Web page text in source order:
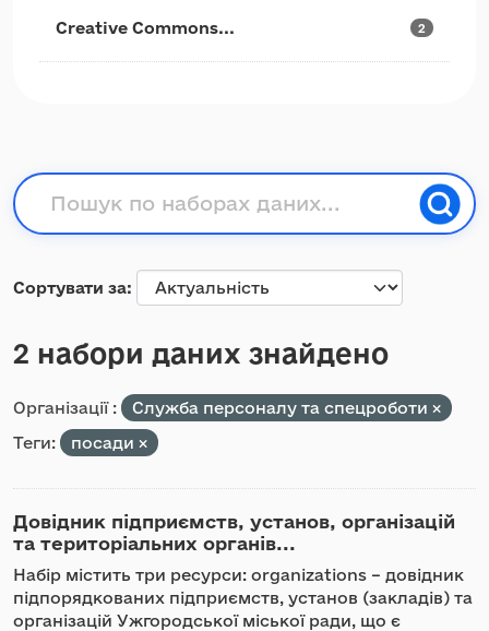
Creative Commons... 2
Сортувати за
2 набори даних знайдено
Організації :
Служба персоналу та спецроботи
Теги:
посади
Довідник підприємств, установ, організацій
та територіальних органів...
Набір містить три ресурси: organizations – довідник
підпорядкованих підприємств, установ (закладів) та
організацій Ужгородської міської ради, що є